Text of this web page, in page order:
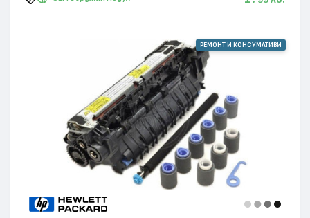
РЕМОНТ И КОНСУМАТИВИ